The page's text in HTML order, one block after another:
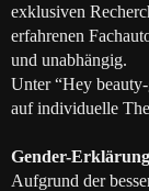
exklusiven
erfahrenen
und unabhängig.
Unter “Hey
auf individuelle
Gender-Erklärung
Aufgrund der